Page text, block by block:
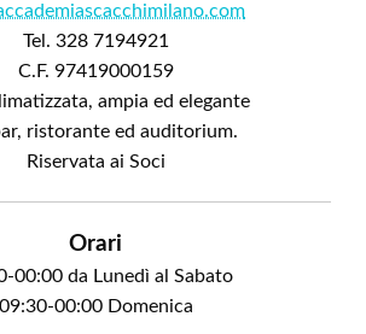
Tel. 328 7194921
C.F. 97419000159
ampia ed elegante
ristorante ed auditorium.
Riservata ai Soci
Orari
00:00 da Lunedì al Sabato
09:30-00:00 Domenica